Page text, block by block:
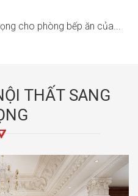
cho phòng bếp ăn của...
THẤT SANG